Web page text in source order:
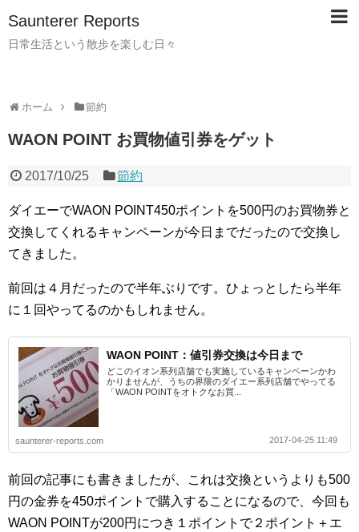
Saunterer Reports
日常生活という散歩を楽しむ日々
ホーム 節約
WAON POINT お買物値引券をゲット
2017/10/25 節約
ダイエーでWAON POINT450ポイントを500円のお買物券と
交換してくれるキャンペーンが今日までだったので交換し
てきました。
前回は４月だったので半年ぶりです。ひょっとしたら半年
に１回やってるのかもしれません。
WAON POINT：値引券交換は今日まで
どこのイオン系列店舗でも実施しているキャンペーンかわ
かりませんが、うちの界隈のダイエー系列店舗でやってる
「WAON POINTをオトクなお買...
saunterer-reports.com 2017-04-25 11:49
前回の記事にも書きましたが、これは交換というよりも500
円の金券を450ポイントで購入することになるので、今回も
WAON POINTが200円につき１ポイントで２ポイント＋エ